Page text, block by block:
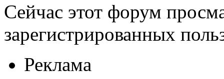
Сейчас этот форум
зарегистрированных
Реклама